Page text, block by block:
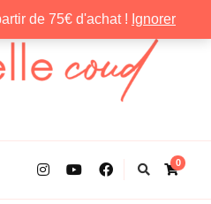
de 75€ d'achat ! Ignorer
0